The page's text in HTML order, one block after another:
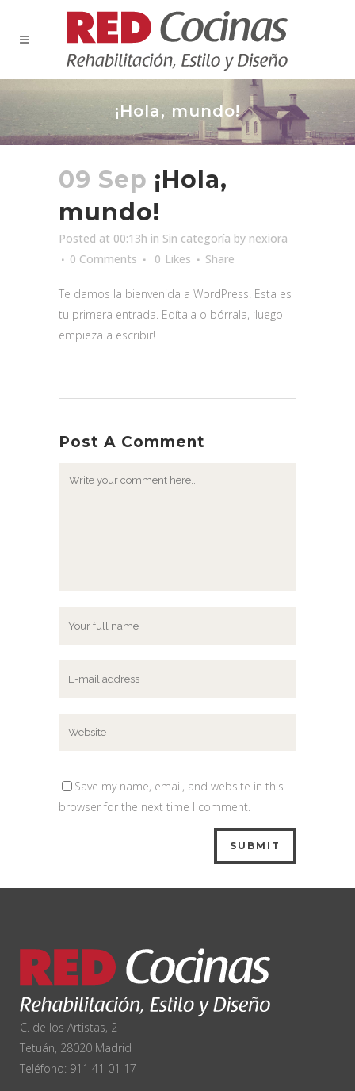
¡Hola, mundo!
09 Sep ¡Hola,
mundo!
Posted at 00:13h in Sin categoría by nexiora
0 Comments
0 Likes Share
Te damos la bienvenida a WordPress. Esta es
tu primera entrada. Edítala o bórrala, ¡luego
empieza a escribir!
Post A Comment
Save my name, email, and website in this
browser for the next time I comment.
C. de los Artistas, 2
Tetuán, 28020 Madrid
Teléfono: 911 41 01 17